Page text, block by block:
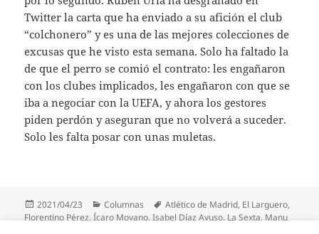
Twitter la carta que ha enviado a su afición el club
“colchonero” y es una de las mejores colecciones de
excusas que he visto esta semana. Solo ha faltado la
de que el perro se comió el contrato: les engañaron
con los clubes implicados, les engañaron con que se
iba a negociar con la UEFA, y ahora los gestores
piden perdón y aseguran que no volverá a suceder.
Solo les falta posar con unas muletas.
Publicado
el
2021/04/23 Categorías
Columnas Etiquetas
Atlético de Madrid, El Larguero,
Florentino Pérez,Ícaro Moyano,Isabel Díaz Ayuso, La Sexta, Manu